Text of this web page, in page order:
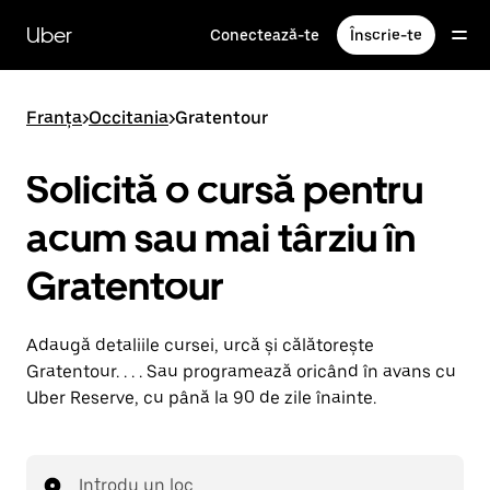
direct
conținutul
principal
Uber Conectează-te Înscrie-te
Franța>Occitania>Gratentour
Solicită o cursă pentru
acum sau mai târziu în
Gratentour
Adaugă detaliile cursei, urcă și călătorește
Gratentour. . . . Sau programează oricând în avans cu
Uber Reserve, cu până la 90 de zile înainte.
Introdu un loc